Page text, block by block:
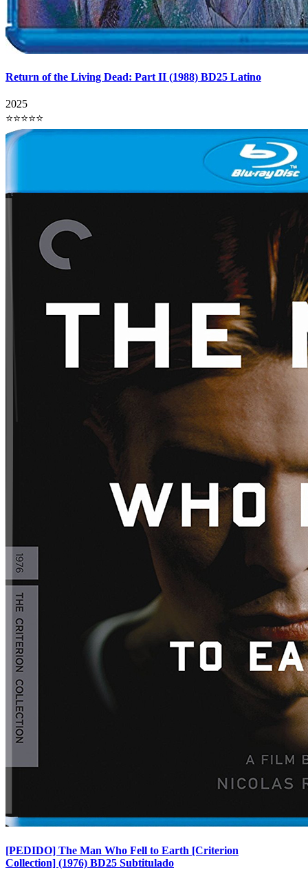
Return of the Living Dead: Part II (1988) BD25 Latino
2025
⭐⭐⭐⭐⭐
[PEDIDO] The Man Who Fell to Earth [Criterion
Collection] (1976) BD25 Subtitulado